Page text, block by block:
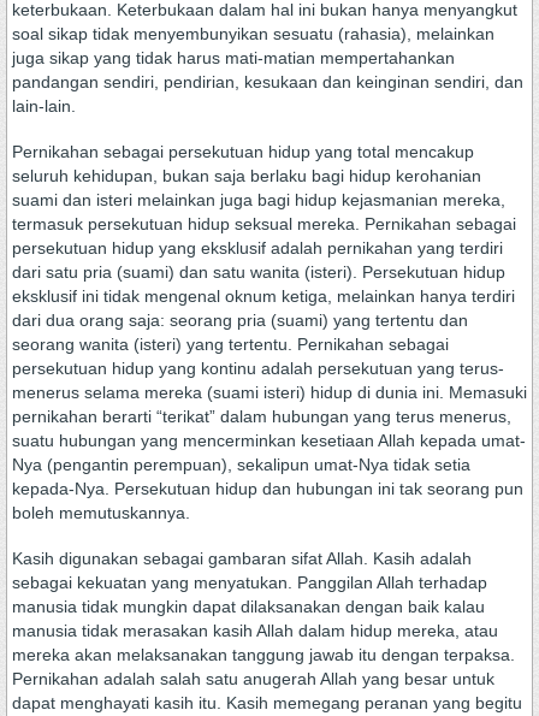
keterbukaan. Keterbukaan dalam hal ini bukan hanya menyangkut
soal sikap tidak menyembunyikan sesuatu (rahasia), melainkan
juga sikap yang tidak harus mati-matian mempertahankan
pandangan sendiri, pendirian, kesukaan dan keinginan sendiri, dan
lain-lain.
Pernikahan sebagai persekutuan hidup yang total mencakup
seluruh kehidupan, bukan saja berlaku bagi hidup kerohanian
suami dan isteri melainkan juga bagi hidup kejasmanian mereka,
termasuk persekutuan hidup seksual mereka. Pernikahan sebagai
persekutuan hidup yang eksklusif adalah pernikahan yang terdiri
dari satu pria (suami) dan satu wanita (isteri). Persekutuan hidup
eksklusif ini tidak mengenal oknum ketiga, melainkan hanya terdiri
dari dua orang saja: seorang pria (suami) yang tertentu dan
seorang wanita (isteri) yang tertentu. Pernikahan sebagai
persekutuan hidup yang kontinu adalah persekutuan yang terus-
menerus selama mereka (suami isteri) hidup di dunia ini. Memasuki
pernikahan berarti “terikat” dalam hubungan yang terus menerus,
suatu hubungan yang mencerminkan kesetiaan Allah kepada umat-
Nya (pengantin perempuan), sekalipun umat-Nya tidak setia
kepada-Nya. Persekutuan hidup dan hubungan ini tak seorang pun
boleh memutuskannya.
Kasih digunakan sebagai gambaran sifat Allah. Kasih adalah
sebagai kekuatan yang menyatukan. Panggilan Allah terhadap
manusia tidak mungkin dapat dilaksanakan dengan baik kalau
manusia tidak merasakan kasih Allah dalam hidup mereka, atau
mereka akan melaksanakan tanggung jawab itu dengan terpaksa.
Pernikahan adalah salah satu anugerah Allah yang besar untuk
dapat menghayati kasih itu. Kasih memegang peranan yang begitu